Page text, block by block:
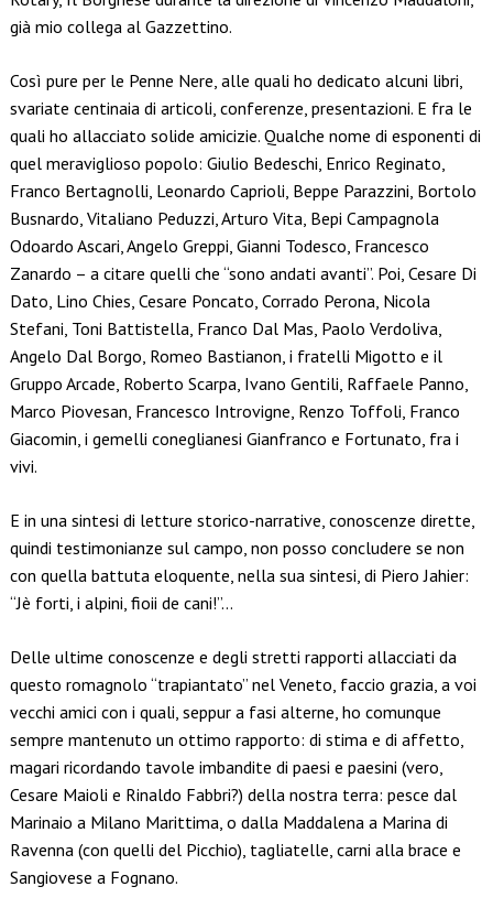
già mio collega al Gazzettino.
Così pure per le Penne Nere, alle quali ho dedicato alcuni libri,
svariate centinaia di articoli, conferenze, presentazioni. E fra le
quali ho allacciato solide amicizie. Qualche nome di esponenti di
quel meraviglioso popolo: Giulio Bedeschi, Enrico Reginato,
Franco Bertagnolli, Leonardo Caprioli, Beppe Parazzini, Bortolo
Busnardo, Vitaliano Peduzzi, Arturo Vita, Bepi Campagnola
Odoardo Ascari, Angelo Greppi, Gianni Todesco, Francesco
Zanardo – a citare quelli che “sono andati avanti”. Poi, Cesare Di
Dato, Lino Chies, Cesare Poncato, Corrado Perona, Nicola
Stefani, Toni Battistella, Franco Dal Mas, Paolo Verdoliva,
Angelo Dal Borgo, Romeo Bastianon, i fratelli Migotto e il
Gruppo Arcade, Roberto Scarpa, Ivano Gentili, Raffaele Panno,
Marco Piovesan, Francesco Introvigne, Renzo Toffoli, Franco
Giacomin, i gemelli coneglianesi Gianfranco e Fortunato, fra i
vivi.
E in una sintesi di letture storico-narrative, conoscenze dirette,
quindi testimonianze sul campo, non posso concludere se non
con quella battuta eloquente, nella sua sintesi, di Piero Jahier:
“Jè forti, i alpini, fioii de cani!”…
Delle ultime conoscenze e degli stretti rapporti allacciati da
questo romagnolo “trapiantato” nel Veneto, faccio grazia, a voi
vecchi amici con i quali, seppur a fasi alterne, ho comunque
sempre mantenuto un ottimo rapporto: di stima e di affetto,
magari ricordando tavole imbandite di paesi e paesini (vero,
Cesare Maioli e Rinaldo Fabbri?) della nostra terra: pesce dal
Marinaio a Milano Marittima, o dalla Maddalena a Marina di
Ravenna (con quelli del Picchio), tagliatelle, carni alla brace e
Sangiovese a Fognano.